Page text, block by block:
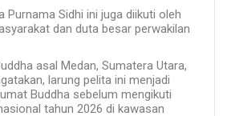
Purnama Sidhi ini juga diikuti oleh
dan duta besar perwakilan
asal Medan, Sumatera Utara,
larung pelita ini menjadi
Buddha sebelum mengikuti
tahun 2026 di kawasan